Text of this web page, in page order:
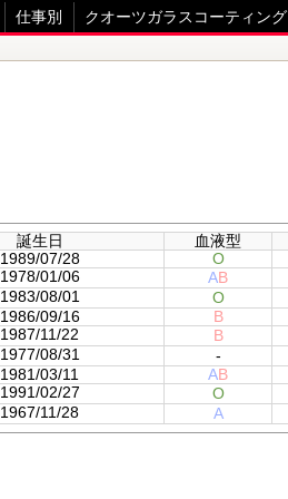
仕事別 クオーツガラスコーティング
誕生日 血液型
1989/07/28
O
1978/01/06
AB
1983/08/01
O
1986/09/16
B
1987/11/22
B
1977/08/31
-
1981/03/11
AB
1991/02/27
O
1967/11/28
A